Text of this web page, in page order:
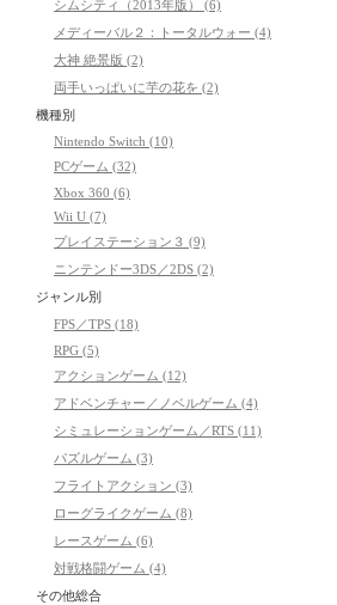
シムシティ（2013年版） (6)
メディーバル２：トータルウォー (4)
大神 絶景版 (2)
両手いっぱいに芋の花を (2)
機種別
Nintendo Switch (10)
PCゲーム (32)
Xbox 360 (6)
Wii U (7)
プレイステーション３ (9)
ニンテンドー3DS／2DS (2)
ジャンル別
FPS／TPS (18)
RPG (5)
アクションゲーム (12)
アドベンチャー／ノベルゲーム (4)
シミュレーションゲーム／RTS (11)
パズルゲーム (3)
フライトアクション (3)
ローグライクゲーム (8)
レースゲーム (6)
対戦格闘ゲーム (4)
その他総合